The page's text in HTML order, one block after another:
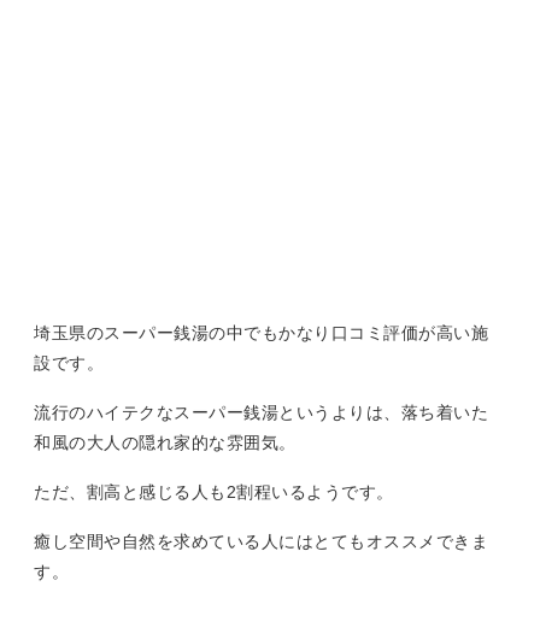
埼玉県のスーパー銭湯の中でもかなり口コミ評価が高い施
設です。
流行のハイテクなスーパー銭湯というよりは、落ち着いた
和風の大人の隠れ家的な雰囲気。
ただ、割高と感じる人も2割程いるようです。
癒し空間や自然を求めている人にはとてもオススメできま
す。